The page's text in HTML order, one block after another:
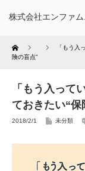
株式会社エンファ
Home
「もう入
険の盲点”
「もう入って
ておきたい“保
2018/2/1 未分類